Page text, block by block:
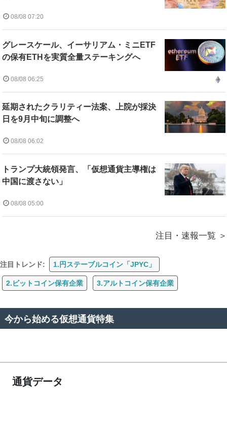
08/08 07:20
グレースケール、イーサリアム・ミニETF
の保有ETHを実質全量ステーキングへ
08/08 06:25
延期されたクラリティー法案、上院が採決
日を9月中旬に調整へ
08/08 06:02
トランプ大統領発言、「仮想通貨主導権は
中国に渡さない」
08/08 05:00
注目・速報一覧
注目トレンド: 1.円ステーブルコイン「JPYC」
2.ビットコイン保有企業 3.アルトコイン保有企業
今から始める仮想通貨特集
通貨データ